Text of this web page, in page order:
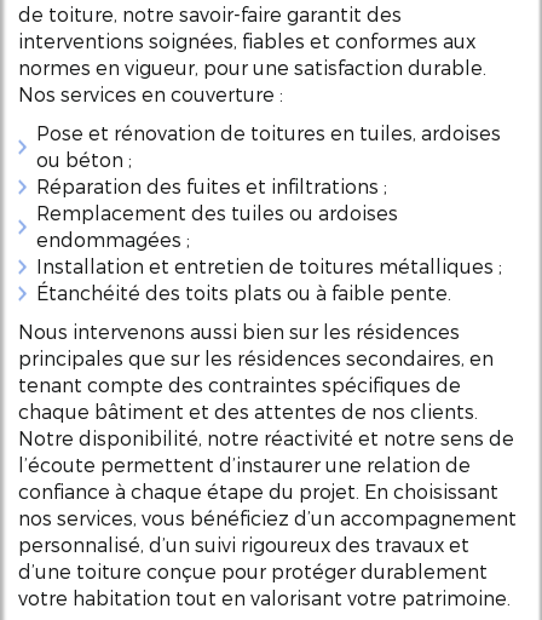
de toiture, notre savoir-faire garantit des
interventions soignées, fiables et conformes aux
normes en vigueur, pour une satisfaction durable.
Nos services en couverture :
Pose et rénovation de toitures en tuiles, ardoises
ou béton ;
Réparation des fuites et infiltrations ;
Remplacement des tuiles ou ardoises
endommagées ;
Installation et entretien de toitures métalliques ;
Étanchéité des toits plats ou à faible pente.
Nous intervenons aussi bien sur les résidences
principales que sur les résidences secondaires, en
tenant compte des contraintes spécifiques de
chaque bâtiment et des attentes de nos clients.
Notre disponibilité, notre réactivité et notre sens de
l’écoute permettent d’instaurer une relation de
confiance à chaque étape du projet. En choisissant
nos services, vous bénéficiez d’un accompagnement
personnalisé, d’un suivi rigoureux des travaux et
d’une toiture conçue pour protéger durablement
votre habitation tout en valorisant votre patrimoine.